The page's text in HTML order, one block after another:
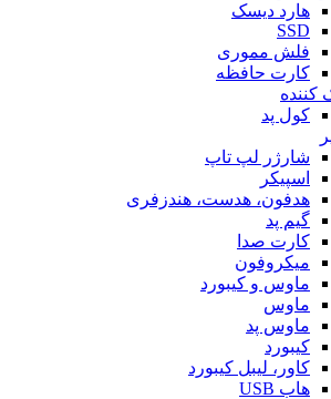
هارد دیسک
SSD
فلش مموری
کارت حافظه
کننده
کول پد
شارژر لپ تاپ
اسپیکر
هدفون، هدست، هندزفری
گیم پد
کارت صدا
میکروفون
ماوس و کیبورد
ماوس
ماوس پد
کیبورد
کاور، لیبل کیبورد
هاب USB